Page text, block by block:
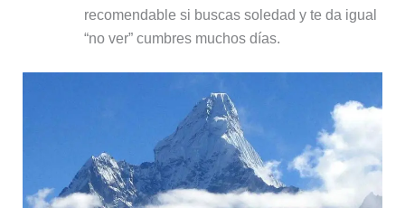
recomendable si buscas soledad y te da igual
“no ver” cumbres muchos días.